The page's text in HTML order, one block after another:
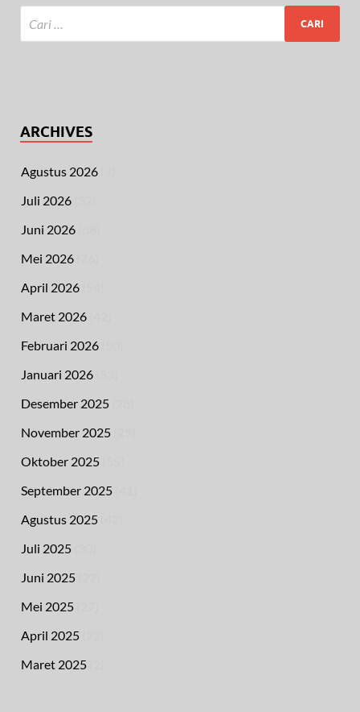
ARCHIVES
Agustus 2026
Juli 2026
Juni 2026
Mei 2026
April 2026
Maret 2026
Februari 2026
Januari 2026
Desember 2025
November 2025
Oktober 2025
September 2025
Agustus 2025
Juli 2025
Juni 2025
Mei 2025
April 2025
Maret 2025